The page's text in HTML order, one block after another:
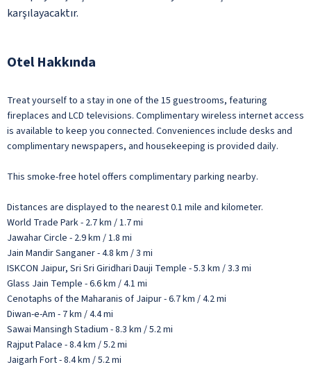
karşılayacaktır.
Otel Hakkında
Treat yourself to a stay in one of the 15 guestrooms, featuring
fireplaces and LCD televisions. Complimentary wireless internet access
is available to keep you connected. Conveniences include desks and
complimentary newspapers, and housekeeping is provided daily.
This smoke-free hotel offers complimentary parking nearby.
Distances are displayed to the nearest 0.1 mile and kilometer.
World Trade Park - 2.7 km / 1.7 mi
Jawahar Circle - 2.9 km / 1.8 mi
Jain Mandir Sanganer - 4.8 km / 3 mi
ISKCON Jaipur, Sri Sri Giridhari Dauji Temple - 5.3 km / 3.3 mi
Glass Jain Temple - 6.6 km / 4.1 mi
Cenotaphs of the Maharanis of Jaipur - 6.7 km / 4.2 mi
Diwan-e-Am - 7 km / 4.4 mi
Sawai Mansingh Stadium - 8.3 km / 5.2 mi
Rajput Palace - 8.4 km / 5.2 mi
Jaigarh Fort - 8.4 km / 5.2 mi